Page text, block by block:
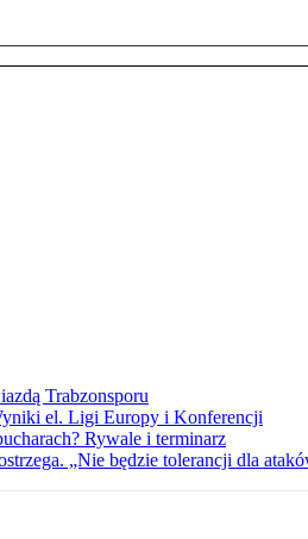
Trabzonsporu
el. Ligi Europy i Konferencji
Rywale i terminarz
„Nie będzie tolerancji dla